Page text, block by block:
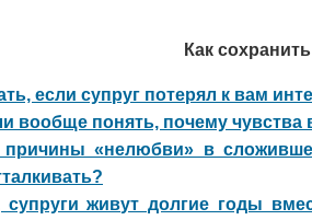
Как
если супруг потерял к вам
вообще понять, почему чувства
причины «нелюбви» в
супруги живут долгие годы